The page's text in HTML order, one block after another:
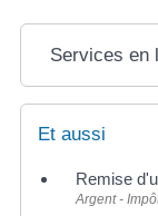
Services en
Et aussi
Remise
Argent -